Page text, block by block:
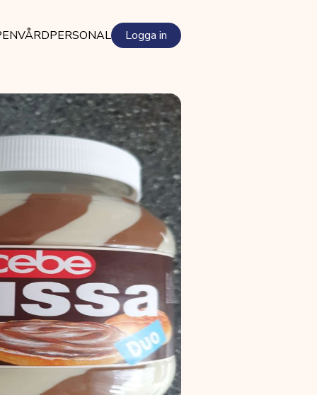
VÅRDPERSONAL Logga in